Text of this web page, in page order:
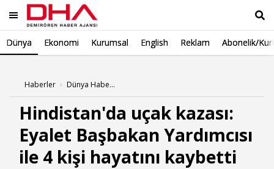
Dünya Ekonomi Kurumsal English Reklam Abonelik/
Haberler Dünya Haberleri
Hindistan'da uçak kazası:
Eyalet Başbakan Yardımcısı
ile 4 kişi hayatını kaybetti